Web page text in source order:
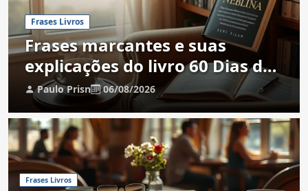
Frases Livros
Frases marcantes e suas
explicações do livro 60 Dias de
Neblina
Paulo Prisn 06/08/2026
Frases Livros